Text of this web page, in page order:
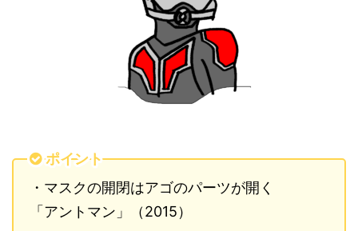
ポイント
・マスクの開閉はアゴのパーツが開く
「アントマン」（2015）